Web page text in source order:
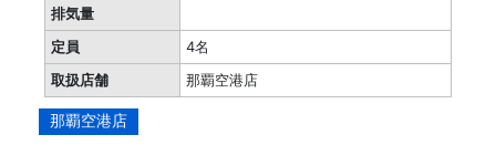
排気量
定員
4名
取扱店舗
那覇空港店
那覇空港店